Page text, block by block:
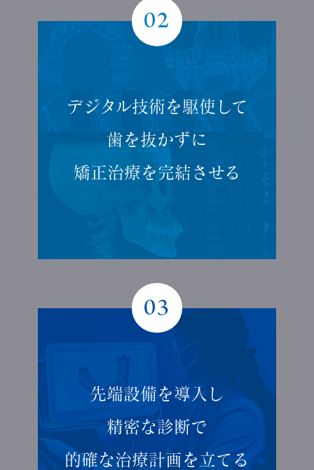
02
デジタル技術を駆使して
歯を抜かずに
矯正治療を完結させる
03
先端設備を導入し
精密な診断で
的確な治療計画を立てる